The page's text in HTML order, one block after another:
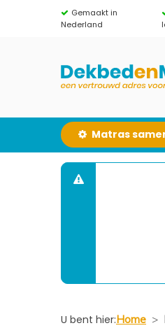
Gemaakt in
Nederland
Matras
U bent hier:Home >